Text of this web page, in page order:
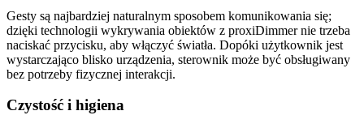
Gesty są najbardziej naturalnym sposobem komunikowania się;
dzięki technologii wykrywania obiektów z proxiDimmer nie trzeba
naciskać przycisku, aby włączyć światła. Dopóki użytkownik jest
wystarczająco blisko urządzenia, sterownik może być obsługiwany
bez potrzeby fizycznej interakcji.
Czystość i higiena